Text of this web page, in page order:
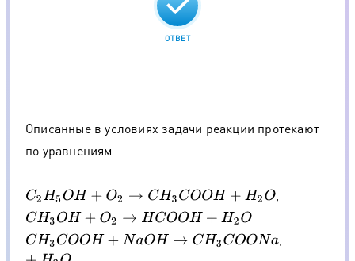
ОТВЕТ
Описанные в условиях задачи реакции протекают
по уравнениям
C2H5OH+O2→ CH3 CO OH+H2O
,
CH3OH+O2→ HCO OH +H2O
CH3COOH+NaOH →CH3CO ON a+H2O